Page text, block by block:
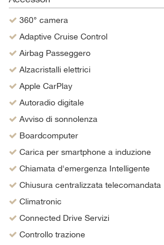
360° camera
Adaptive Cruise Control
Airbag Passeggero
Alzacristalli elettrici
Apple CarPlay
Autoradio digitale
Avviso di sonnolenza
Boardcomputer
Carica per smartphone a induzione
Chiamata d'emergenza Intelligente
Chiusura centralizzata telecomandata
Climatronic
Connected Drive Servizi
Controllo trazione
questi
strumenti
di
si
rimanda
alla
cookie
policy.
Puoi
modificare
le
scelte
in
momento.